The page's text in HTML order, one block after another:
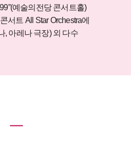
예술의전당 콘서트홀)
서트 All Star Orchestra에
, 아레나 극장) 외 다수
ㅡ